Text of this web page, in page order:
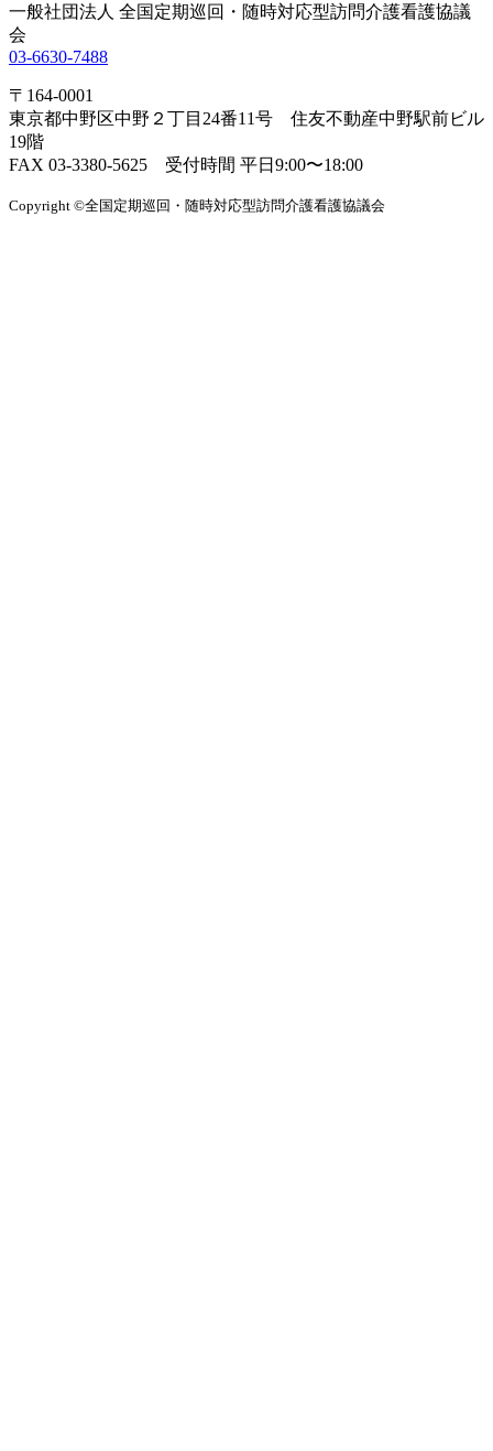
一般社団法人 全国定期巡回・随時対応型訪問介護看護協議
会
03-6630-7488
〒164-0001
東京都中野区中野２丁目24番11号 住友不動産中野駅前ビル
19階
FAX 03-3380-5625 受付時間 平日9:00〜18:00
Copyright ©全国定期巡回・随時対応型訪問介護看護協議会